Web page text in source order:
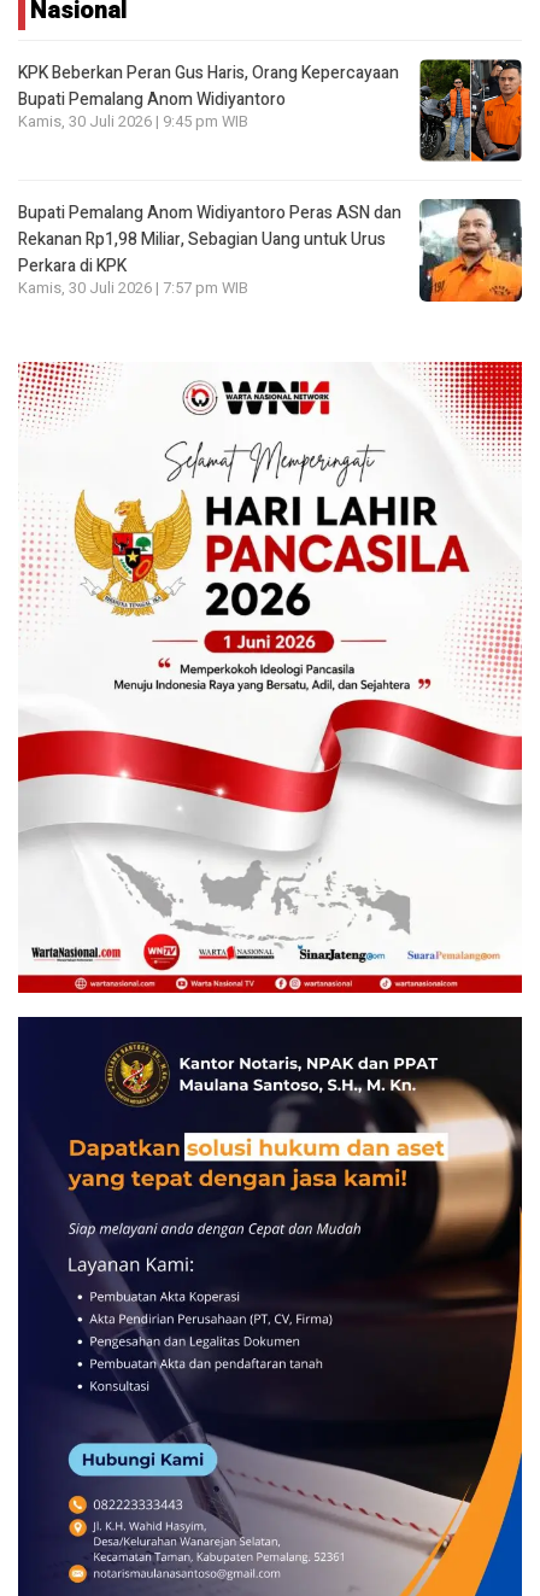
Nasional
KPK Beberkan Peran Gus Haris, Orang Kepercayaan
Bupati Pemalang Anom Widiyantoro
Kamis, 30 Juli 2026 | 9:45 pm WIB
Bupati Pemalang Anom Widiyantoro Peras ASN dan
Rekanan Rp1,98 Miliar, Sebagian Uang untuk Urus
Perkara di KPK
Kamis, 30 Juli 2026 | 7:57 pm WIB